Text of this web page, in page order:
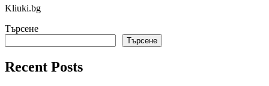
Kliuki.bg
Търсене
Търсене
Recent Posts